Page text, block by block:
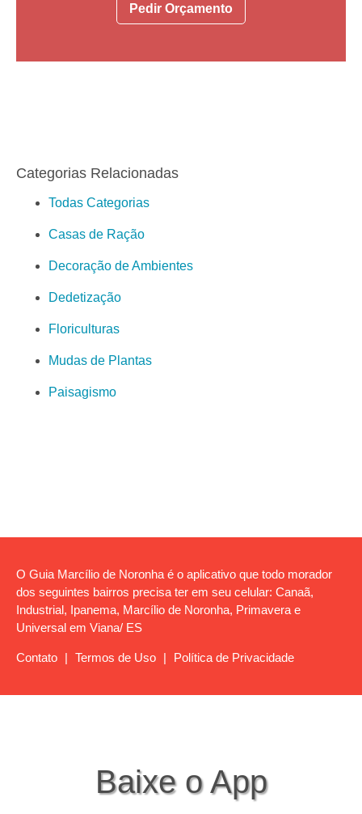
Pedir Orçamento
Categorias Relacionadas
Todas Categorias
Casas de Ração
Decoração de Ambientes
Dedetização
Floriculturas
Mudas de Plantas
Paisagismo
O Guia Marcílio de Noronha é o aplicativo que todo morador
dos seguintes bairros precisa ter em seu celular: Canaã,
Industrial, Ipanema, Marcílio de Noronha, Primavera e
Universal em Viana/ ES
Contato | Termos de Uso | Política de Privacidade
Baixe o App